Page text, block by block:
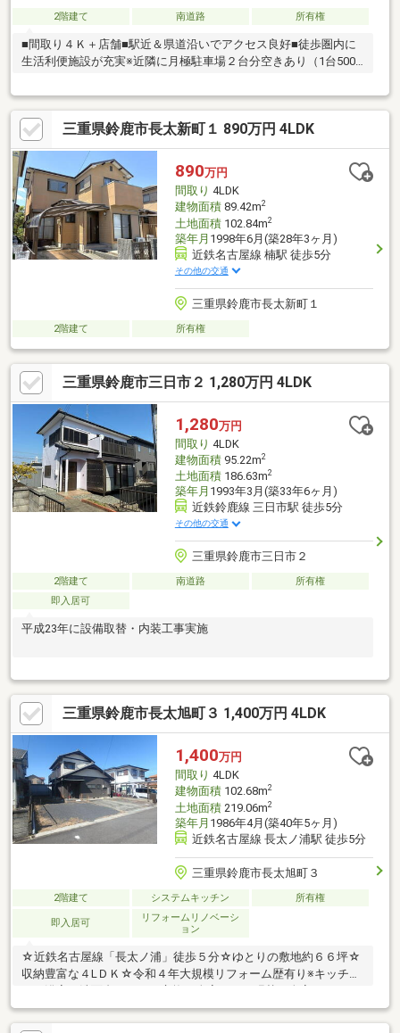
2階建て 南道路 所有権
■間取り４Ｋ＋店舗■駅近＆県道沿いでアクセス良好■徒歩圏内に
生活利便施設が充実※近隣に月極駐車場２台分空きあり（1台5000
三重県鈴鹿市長太新町１ 890万円 4LDK
890万円
間取り 4LDK
建物面積89.42m2
土地面積102.84m2
築年月 1998年6月(築28年3ヶ月)
近鉄名古屋線 楠駅 徒歩5分
その他の交通
三重県鈴鹿市長太新町１
2階建て 所有権
三重県鈴鹿市三日市２ 1,280万円 4LDK
1,280万円
間取り 4LDK
建物面積95.22m2
土地面積186.63m2
築年月 1993年3月(築33年6ヶ月)
近鉄鈴鹿線 三日市駅 徒歩5分
その他の交通
三重県鈴鹿市三日市２
2階建て 南道路
所有権
即入居可
平成23年に設備取替・内装工事実施
三重県鈴鹿市長太旭町３ 1,400万円 4LDK
1,400万円
間取り 4LDK
建物面積102.68m2
土地面積219.06m2
築年月 1986年4月(築40年5ヶ月)
近鉄名古屋線 長太ノ浦駅 徒歩5分
三重県鈴鹿市長太旭町３
2階建て システムキッチン 所有権
即入居可
リフォームリノベーシ
ョン
☆近鉄名古屋線「長太ノ浦」徒歩５分☆ゆとりの敷地約６６坪☆
収納豊富な４LＤＫ☆令和４年大規模リフォーム歴有り※キッチ
ング張替 給湯器交換・外壁再塗装☆並列駐車複数台可☆長太小
学校・大木中学校